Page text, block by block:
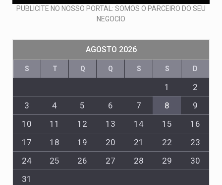
PUBLICITE NO NOSSO PORTAL: SOMOS O PARCEIRO DO SEU
NEGOCIO
AGOSTO 2026
S T Q Q S S D
1
2
3
4 5 6 7 8
9
10
11 12 13 14 15
16
17
18 19 20 21 22
23
24
25 26 27 28 29
30
31